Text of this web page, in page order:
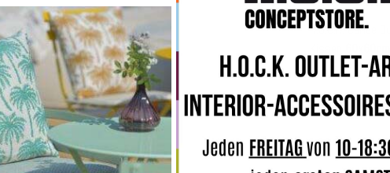
H.O.C.K. Caribe
01